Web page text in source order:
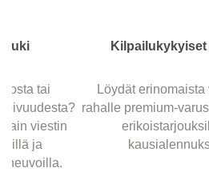
tuki
tai
viestin
ja
neuvoilla.
Löydät erinomaista
rahalle premium-